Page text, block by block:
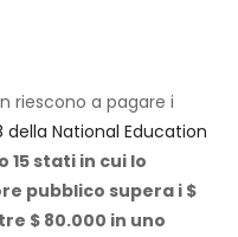
riescono a pagare i
della National Education
15 stati in cui lo
pubblico supera i $
$ 80.000 in uno